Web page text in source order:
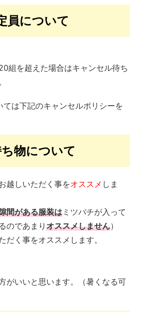
員について
組を超えた場合はキャンセル待ち
ては下記のキャンセルポリシーを
物について
越しいただく事をオススメ しま
間がある服装は ミツバチが入って
のであまり オススメしません）
だく事をオススメします。
がいいと思います。（暑くなる可